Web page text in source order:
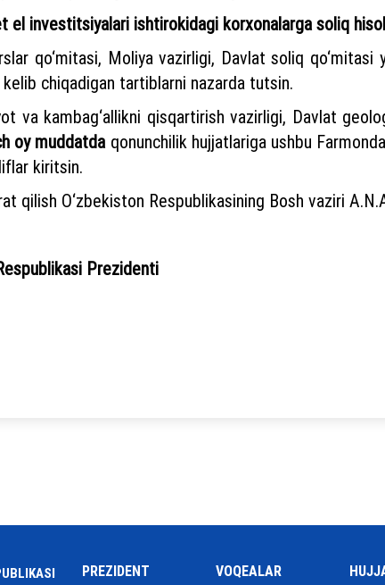
el investitsiyalari ishtirokidagi korxonalarga soliq
qo‘mitasi, Moliya vazirligi, Davlat soliq qo‘mitasi
chiqadigan tartiblarni nazarda tutsin.
va kambag‘allikni qisqartirish vazirligi, Davlat
oy muddatda qonunchilik hujjatlariga ushbu
kiritsin.
qilish O‘zbekiston Respublikasining Bosh vaziri
Respublikasi Prezidenti
PREZIDENT VOQEALAR